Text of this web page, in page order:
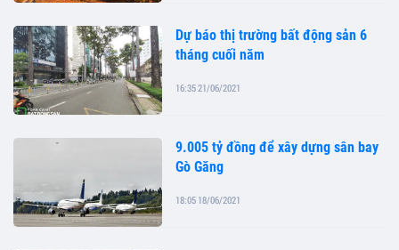
Dự báo thị trường bất động sản 6
tháng cuối năm
16:35 21/06/2021
9.005 tỷ đồng để xây dựng sân bay
Gò Găng
18:05 18/06/2021